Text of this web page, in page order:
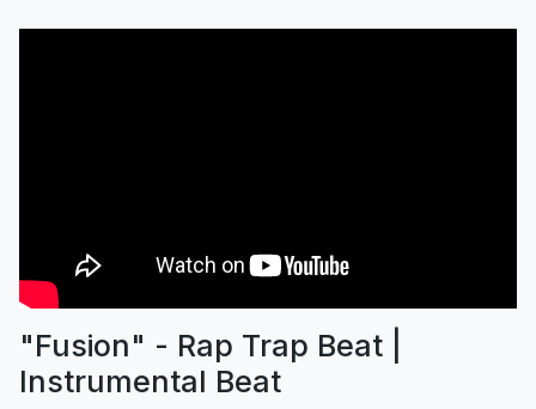
"Fusion" - Rap Trap Beat |
Instrumental Beat